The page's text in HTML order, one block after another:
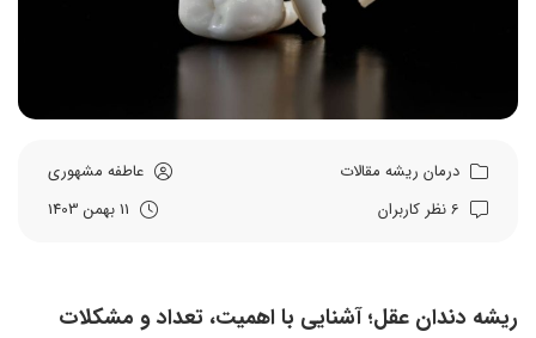
درمان ریشه مقالات
عاطفه مشهوری
ریشه دندان عقل؛ آشنایی با اهمیت، تعداد و مشکلات